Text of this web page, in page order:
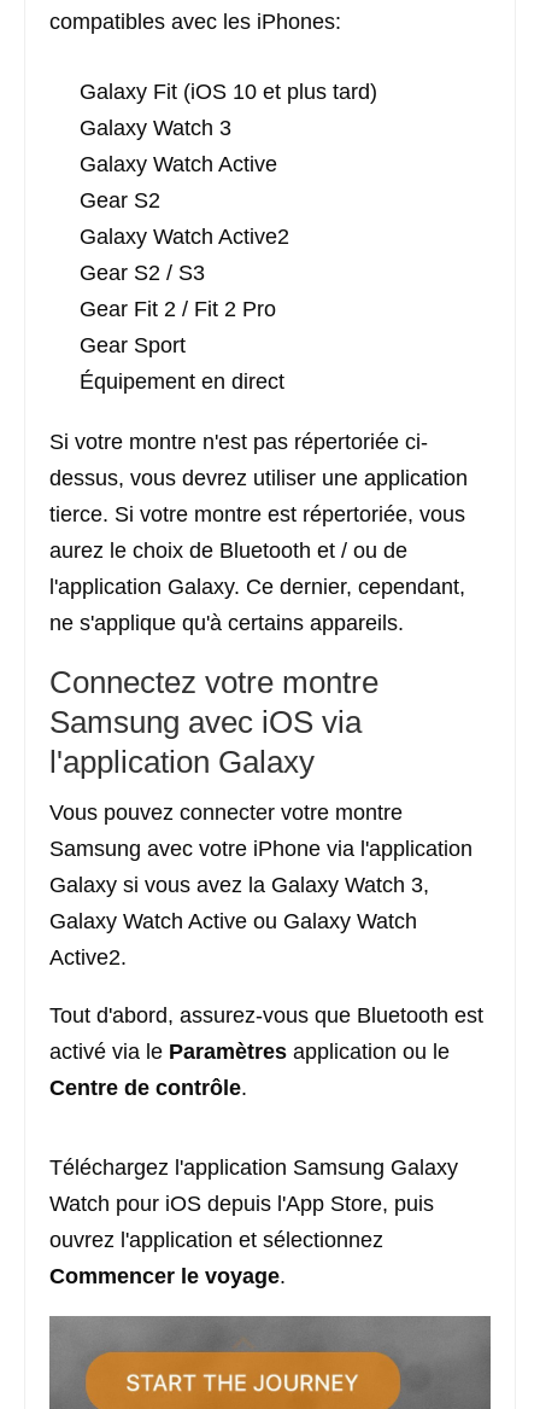
compatibles avec les iPhones:
Galaxy Fit (iOS 10 et plus tard)
Galaxy Watch 3
Galaxy Watch Active
Gear S2
Galaxy Watch Active2
Gear S2 / S3
Gear Fit 2 / Fit 2 Pro
Gear Sport
Équipement en direct
Si votre montre n'est pas répertoriée ci-
dessus, vous devrez utiliser une application
tierce. Si votre montre est répertoriée, vous
aurez le choix de Bluetooth et / ou de
l'application Galaxy. Ce dernier, cependant,
ne s'applique qu'à certains appareils.
Connectez votre montre
Samsung avec iOS via
l'application Galaxy
Vous pouvez connecter votre montre
Samsung avec votre iPhone via l'application
Galaxy si vous avez la Galaxy Watch 3,
Galaxy Watch Active ou Galaxy Watch
Active2.
Tout d'abord, assurez-vous que Bluetooth est
activé via le Paramètres application ou le
Centre de contrôle.
Téléchargez l'application Samsung Galaxy
Watch pour iOS depuis l'App Store, puis
ouvrez l'application et sélectionnez
Commencer le voyage.